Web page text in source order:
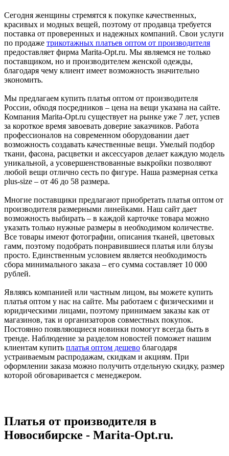
Сегодня женщины стремятся к покупке качественных,
красивых и модных вещей, поэтому от продавца требуется
поставка от проверенных и надежных компаний. Свои услуги
по продаже трикотажных платьев оптом от производителя
предоставляет фирма Marita-Opt.ru. Мы являемся не только
поставщиком, но и производителем женской одежды,
благодаря чему клиент имеет возможность значительно
экономить.
Мы предлагаем купить платья оптом от производителя
России, обходя посредников – цена на вещи указана на сайте.
Компания Marita-Opt.ru существует на рынке уже 7 лет, успев
за короткое время завоевать доверие заказчиков. Работа
профессионалов на современном оборудовании дает
возможность создавать качественные вещи. Умелый подбор
ткани, фасона, расцветки и аксессуаров делает каждую модель
уникальной, а усовершенствованные выкройки позволяют
любой вещи отлично сесть по фигуре. Наша размерная сетка
plus-size – от 46 до 58 размера.
Многие поставщики предлагают приобретать платья оптом от
производителя размерными линейками. Наш сайт дает
возможность выбирать – в каждой карточке товара можно
указать только нужные размеры в необходимом количестве.
Все товары имеют фотографии, описания тканей, цветовых
гамм, поэтому подобрать понравившиеся платья или блузы
просто. Единственным условием является необходимость
сбора минимального заказа – его сумма составляет 10 000
рублей.
Являясь компанией или частным лицом, вы можете купить
платья оптом у нас на сайте. Мы работаем с физическими и
юридическими лицами, поэтому принимаем заказы как от
магазинов, так и организаторов совместных покупок.
Постоянно появляющиеся новинки помогут всегда быть в
тренде. Наблюдение за разделом новостей поможет нашим
клиентам купить платья оптом дешево благодаря
устраиваемым распродажам, скидкам и акциям. При
оформлении заказа можно получить отдельную скидку, размер
которой обговаривается с менеджером.
Платья от производителя в
Новосибирске - Marita-Opt.ru.